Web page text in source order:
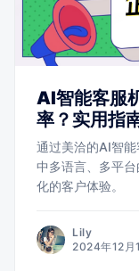
AI智能客服
率？实用指
通过美洽的AI智
中多语言、多平
化的客户体验。
Lily
2024年12月